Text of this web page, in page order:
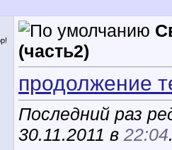
(часть2)
продолжение
Последний раз
30.11.2011 в 22:04